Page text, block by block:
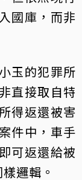
國庫，而非
玉的犯罪所
直接取自特
得返還被害
件中，車手
可返還給被
邏輯。